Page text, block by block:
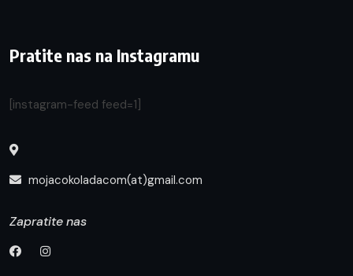
Pratite nas na Instagramu
[instagram-feed feed=1]
mojacokoladacom(at)gmail.com
Zapratite nas